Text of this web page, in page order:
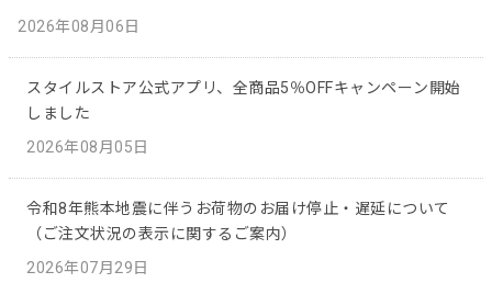
2026年08月06日
スタイルストア公式アプリ、全商品5％OFFキャンペーン開始
しました
2026年08月05日
令和8年熊本地震に伴うお荷物のお届け停止・遅延について
（ご注文状況の表示に関するご案内）
2026年07月29日